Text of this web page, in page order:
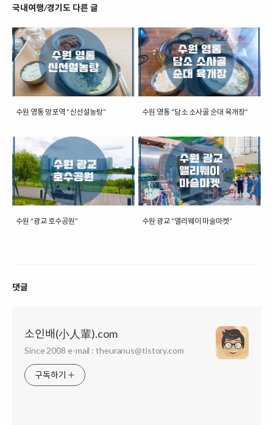
국내여행/경기도 다른 글
수원 영통 망포역 “신선설농탕” 수원 영통 “담소 소사골 순대 육개장”
수원 “광교 호수공원” 수원 광교 “앨리웨이 마슬마켓”
댓글
소인배(小人輩).com
Since 2008 e-mail : theuranus@tistory.com
구독하기